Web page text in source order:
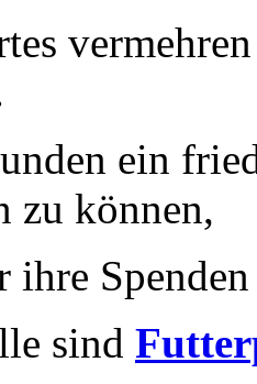
ein
zu können,
ihre
sind